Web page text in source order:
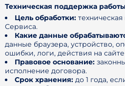
Техническая поддержка
Цель обработки:
Сервиса.
Какие данные
данные браузера, устройство,
ошибки, логи, действия на
Правовое основание:
исполнение договора.
Срок хранения: до 1 года,